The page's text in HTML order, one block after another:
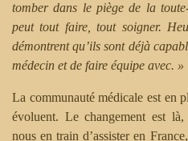
tomber dans le piège de la
peut tout faire, tout soigner.
démontrent qu’ils sont déjà
médecin et de faire équipe avec. »
La communauté médicale est en
évoluent. Le changement est
nous en train d’assister en